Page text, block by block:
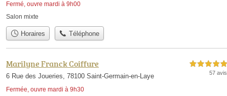
Fermé, ouvre mardi à 9h00
Salon mixte
Horaires Téléphone
Marilyne Franck Coiffure
6 Rue des Joueries, 78100 Saint-Germain-en-Laye
Fermée, ouvre mardi à 9h30
5,0 étoiles sur 5
57 avis